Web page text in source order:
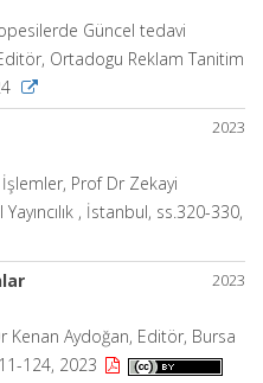
Güncel tedavi
Ortadogu Reklam Tanitim
2023
Prof Dr Zekayi
, İstanbul, ss.320-330,
2023
Kenan Aydoğan, Editör, Bursa
124, 2023